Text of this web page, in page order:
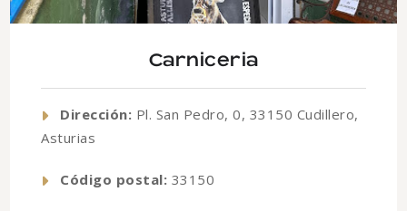
Carniceria
Dirección: Pl. San Pedro, 0, 33150 Cudillero,
Asturias
Código postal: 33150